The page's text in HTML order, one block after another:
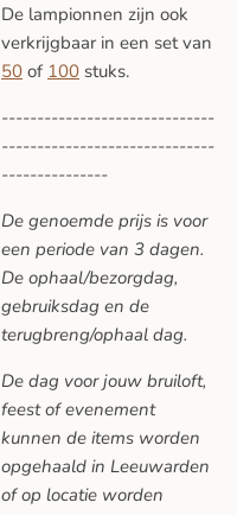
De lampionnen zijn ook
verkrijgbaar in een set van
50 of 100 stuks.
------------------------------
------------------------------
---------------
De genoemde prijs is voor
een periode van 3 dagen.
De ophaal/bezorgdag,
gebruiksdag en de
terugbreng/ophaal dag.
De dag voor jouw bruiloft,
feest of evenement
kunnen de items worden
opgehaald in Leeuwarden
of op locatie worden